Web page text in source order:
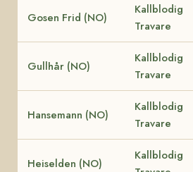
Gosen Frid (NO)
Kallblodig
Travare
Gullhår (NO)
Kallblodig
Travare
Hansemann (NO)
Kallblodig
Travare
Heiselden (NO)
Kallblodig